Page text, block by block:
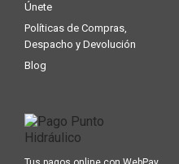
Únete
Políticas de Compras,
Despacho y Devolución
Blog